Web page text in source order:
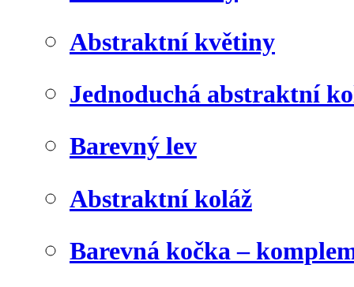
Abstraktní květiny
Jednoduchá abstraktní
Barevný lev
Abstraktní koláž
Barevná kočka –